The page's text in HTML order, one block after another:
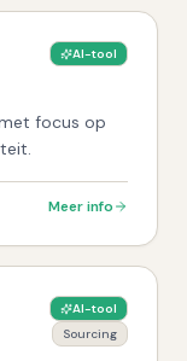
AI-tool
focus op
Meer info
AI-tool
Sourcing